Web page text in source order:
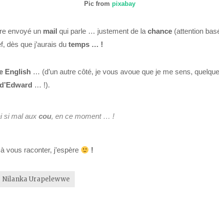
Pic from pixabay
envoyé un mail qui parle … justement de la chance (attention
dès que j’aurais du temps … !
English … (d’un autre côté, je vous avoue que je me sens,
d’Edward … !).
si mal aux cou, en ce moment … !
vous raconter, j’espère !
Nilanka Urapelewwe